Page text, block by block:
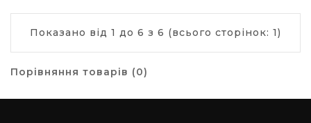
Показано від 1 до 6 з 6 (всього сторінок: 1)
Порівняння товарів (0)